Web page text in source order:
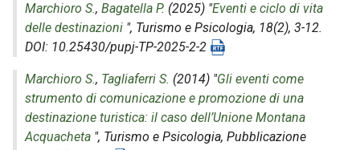
Marchioro S., Bagatella P. (2025) "Eventi e ciclo di vita
delle destinazioni ", Turismo e Psicologia, 18(2), 3-12.
DOI: 10.25430/pupj-TP-2025-2-2
Marchioro S., Tagliaferri S. (2014) "Gli eventi come
strumento di comunicazione e promozione di una
destinazione turistica: il caso dell’Unione Montana
Acquacheta ", Turismo e Psicologia, Pubblicazione